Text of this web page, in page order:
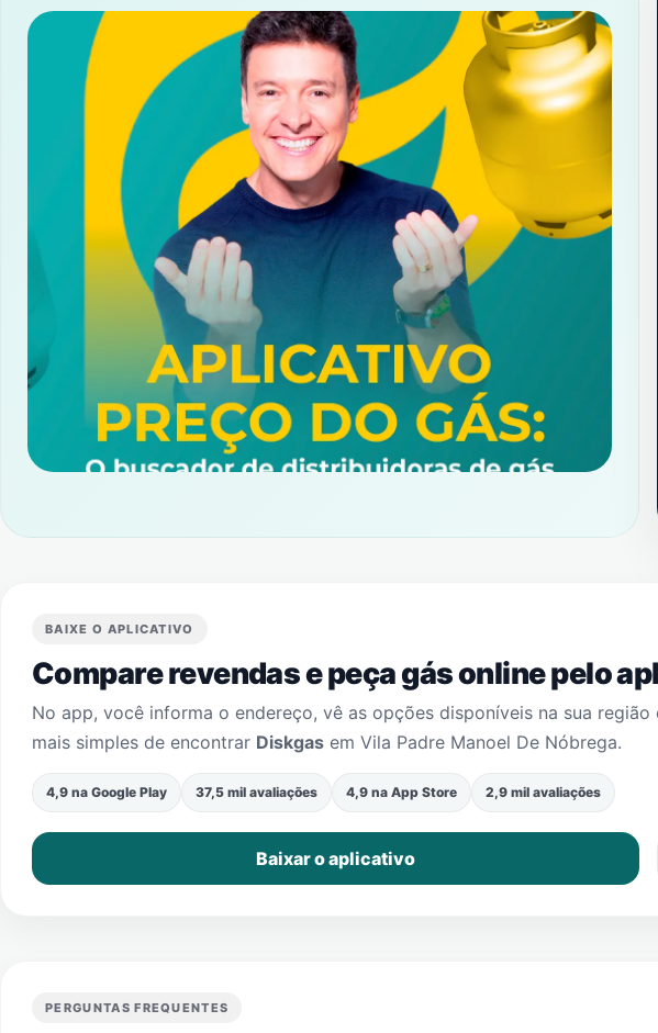
BAIXE O APLICATIVO
Compare revendas e peça gás online pelo
No app, você informa o endereço, vê as opções disponíveis na sua
mais simples de encontrar Diskgas em Vila Padre Manoel De Nóbrega.
4,9 na Google Play 37,5 mil avaliações 4,9 na App Store 2,9 mil avaliações
Baixar o aplicativo
PERGUNTAS FREQUENTES